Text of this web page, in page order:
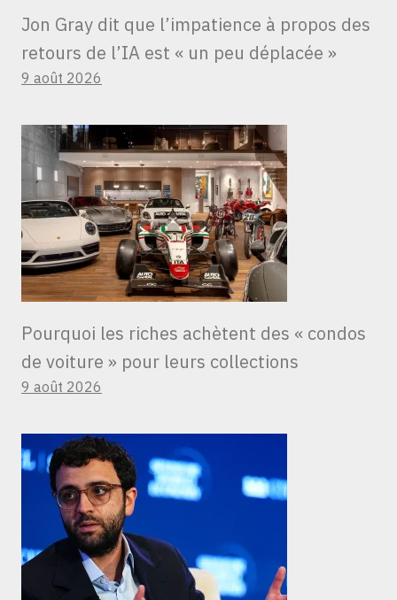
Jon Gray dit que l’impatience à propos des
retours de l’IA est « un peu déplacée »
9 août 2026
Pourquoi les riches achètent des « condos
de voiture » ​​pour leurs collections
9 août 2026